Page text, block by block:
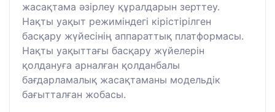
жасақтама әзірлеу құралдарын зерттеу.
Нақты уақыт режиміндегі кірістірілген
басқару жүйесінің аппараттық платформасы.
Нақты уақыттағы басқару жүйелерін
қолдануға арналған қолданбалы
бағдарламалық жасақтаманы модельдік
бағытталған жобасы.